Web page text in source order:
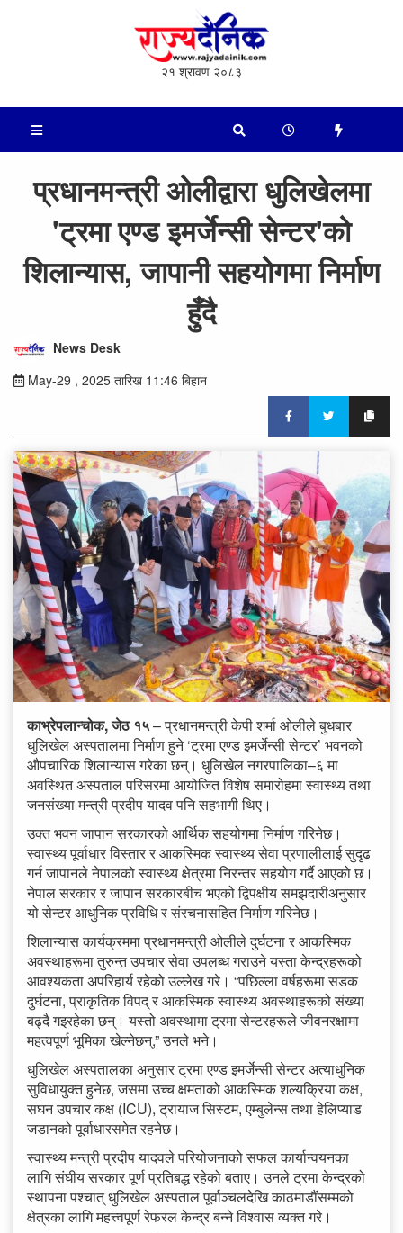
२१ श्रावण २०८३
प्रधानमन्त्री ओलीद्वारा धुलिखेलमा
'ट्रमा एण्ड इमर्जेन्सी सेन्टर'को
शिलान्यास, जापानी सहयोगमा निर्माण
हुँदै
News Desk
May-29 , 2025 तारिख 11:46 बिहान
काभ्रेपलान्चोक, जेठ १५– प्रधानमन्त्री केपी शर्मा ओलीले बुधबार
धुलिखेल अस्पतालमा निर्माण हुने ‘ट्रमा एण्ड इमर्जेन्सी सेन्टर’ भवनको
औपचारिक शिलान्यास गरेका छन्। धुलिखेल नगरपालिका–६ मा
अवस्थित अस्पताल परिसरमा आयोजित विशेष समारोहमा स्वास्थ्य तथा
जनसंख्या मन्त्री प्रदीप यादव पनि सहभागी थिए।
उक्त भवन जापान सरकारको आर्थिक सहयोगमा निर्माण गरिनेछ।
स्वास्थ्य पूर्वाधार विस्तार र आकस्मिक स्वास्थ्य सेवा प्रणालीलाई सुदृढ
गर्न जापानले नेपालको स्वास्थ्य क्षेत्रमा निरन्तर सहयोग गर्दै आएको छ।
नेपाल सरकार र जापान सरकारबीच भएको द्विपक्षीय समझदारीअनुसार
यो सेन्टर आधुनिक प्रविधि र संरचनासहित निर्माण गरिनेछ।
शिलान्यास कार्यक्रममा प्रधानमन्त्री ओलीले दुर्घटना र आकस्मिक
अवस्थाहरूमा तुरुन्त उपचार सेवा उपलब्ध गराउने यस्ता केन्द्रहरूको
आवश्यकता अपरिहार्य रहेको उल्लेख गरे। “पछिल्ला वर्षहरूमा सडक
दुर्घटना, प्राकृतिक विपद् र आकस्मिक स्वास्थ्य अवस्थाहरूको संख्या
बढ्दै गइरहेका छन्। यस्तो अवस्थामा ट्रमा सेन्टरहरूले जीवनरक्षामा
महत्वपूर्ण भूमिका खेल्नेछन्,” उनले भने।
धुलिखेल अस्पतालका अनुसार ट्रमा एण्ड इमर्जेन्सी सेन्टर अत्याधुनिक
सुविधायुक्त हुनेछ, जसमा उच्च क्षमताको आकस्मिक शल्यक्रिया कक्ष,
सघन उपचार कक्ष (ICU), ट्रायाज सिस्टम, एम्बुलेन्स तथा हेलिप्याड
जडानको पूर्वाधारसमेत रहनेछ।
स्वास्थ्य मन्त्री प्रदीप यादवले परियोजनाको सफल कार्यान्वयनका
लागि संघीय सरकार पूर्ण प्रतिबद्ध रहेको बताए। उनले ट्रमा केन्द्रको
स्थापना पश्चात् धुलिखेल अस्पताल पूर्वाञ्चलदेखि काठमाडौंसम्मको
क्षेत्रका लागि महत्त्वपूर्ण रेफरल केन्द्र बन्ने विश्वास व्यक्त गरे।